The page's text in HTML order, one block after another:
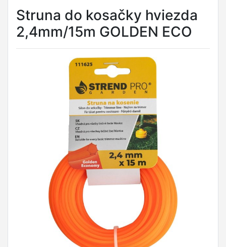
Struna do kosačky hviezda
2,4mm/15m GOLDEN ECO